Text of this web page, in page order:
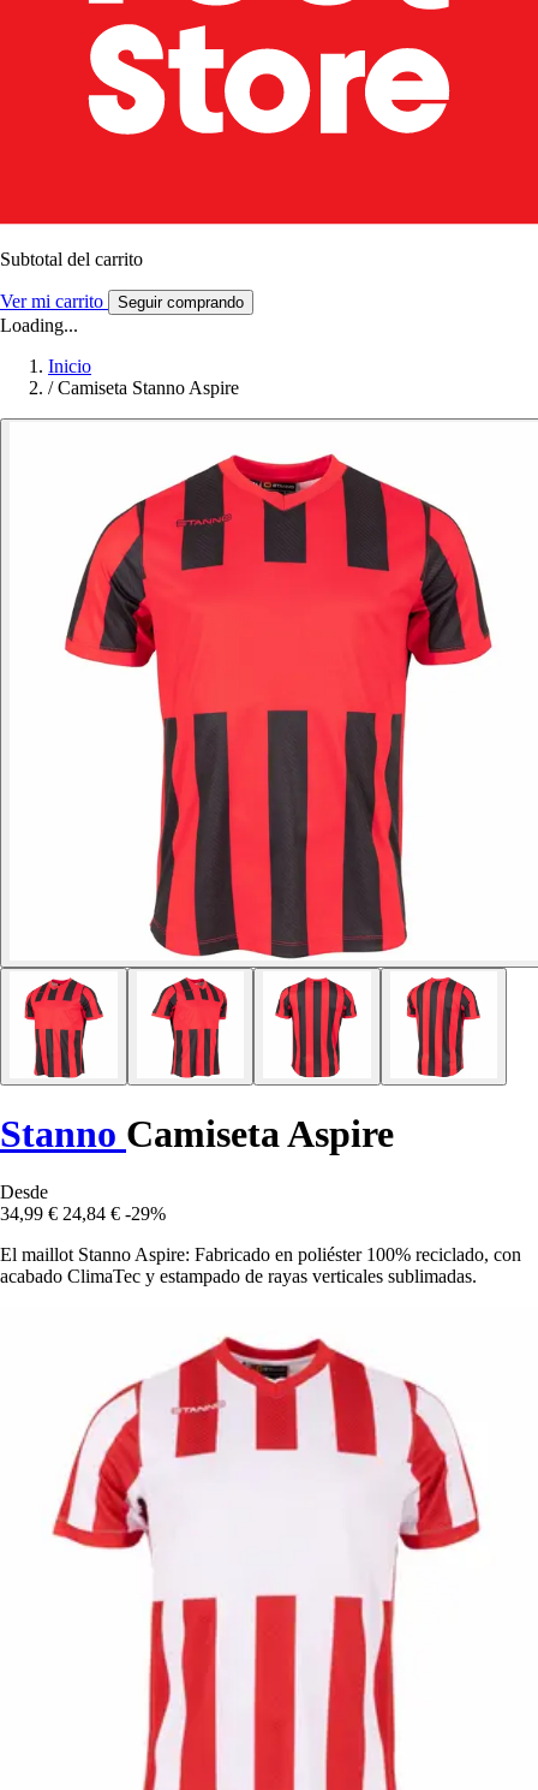
Subtotal del carrito
Ver mi carrito Seguir comprando
Loading...
Inicio
/ Camiseta Stanno Aspire
Stanno Camiseta Aspire
Desde
34,99 € 24,84 € -29%
El maillot Stanno Aspire: Fabricado en poliéster 100% reciclado, con
acabado ClimaTec y estampado de rayas verticales sublimadas.